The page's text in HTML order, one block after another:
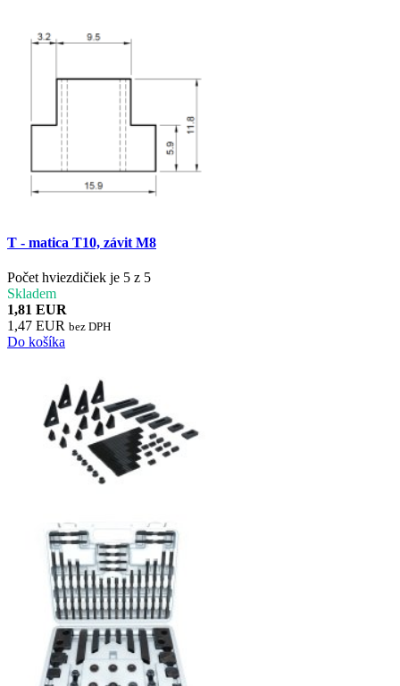
T - matica T10, závit M8
Počet hviezdičiek je 5 z 5
Skladem
1,81 EUR
1,47 EUR bez DPH
Do košíka